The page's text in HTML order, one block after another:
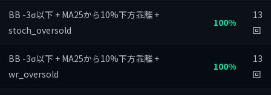
BB -3σ以下 + MA25から10%下方乖離 +
stoch_oversold
100%
13
回
BB -3σ以下 + MA25から10%下方乖離 +
wr_oversold
100%
13
回